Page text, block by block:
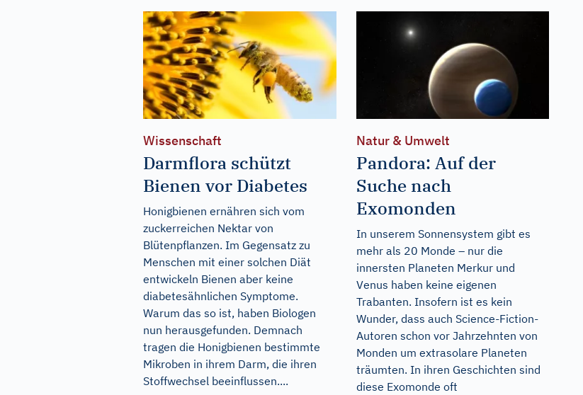
Wissenschaft
Darmflora schützt
Bienen vor Diabetes
Honigbienen ernähren sich vom
zuckerreichen Nektar von
Blütenpflanzen. Im Gegensatz zu
Menschen mit einer solchen Diät
entwickeln Bienen aber keine
diabetesähnlichen Symptome.
Warum das so ist, haben Biologen
nun herausgefunden. Demnach
tragen die Honigbienen bestimmte
Mikroben in ihrem Darm, die ihren
Stoffwechsel beeinflussen....
Natur & Umwelt
Pandora: Auf der
Suche nach
Exomonden
In unserem Sonnensystem gibt es
mehr als 20 Monde – nur die
innersten Planeten Merkur und
Venus haben keine eigenen
Trabanten. Insofern ist es kein
Wunder, dass auch Science-Fiction-
Autoren schon vor Jahrzehnten von
Monden um extrasolare Planeten
träumten. In ihren Geschichten sind
diese Exomonde oft